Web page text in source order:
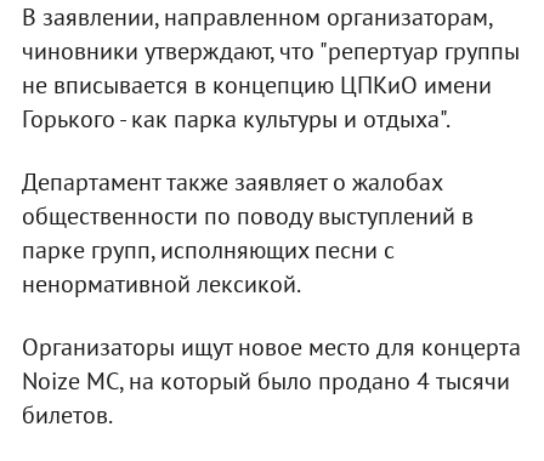
В заявлении, направленном организаторам,
чиновники утверждают, что "репертуар группы
не вписывается в концепцию ЦПКиО имени
Горького - как парка культуры и отдыха".
Департамент также заявляет о жалобах
общественности по поводу выступлений в
парке групп, исполняющих песни с
ненормативной лексикой.
Организаторы ищут новое место для концерта
Noize MC, на который было продано 4 тысячи
билетов.